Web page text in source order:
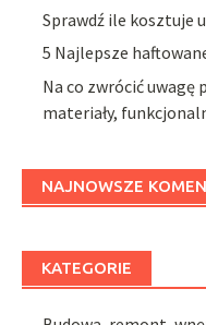
Sprawdź ile kosztuje
5 Najlepsze
Na co zwrócić uwagę
materiały,
NAJNOWSZE
KATEGORIE